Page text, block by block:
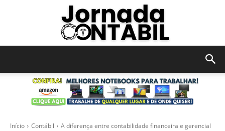
Início
Contábil A diferença entre contabilidade financeira e gerencial